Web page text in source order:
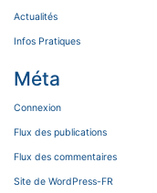
Actualités
Infos Pratiques
Méta
Connexion
Flux des publications
Flux des commentaires
Site de WordPress-FR